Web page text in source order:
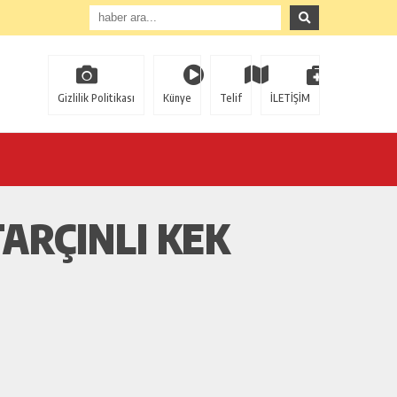
Gizlilik Politikası Künye Telif İLETİŞİM
KEK